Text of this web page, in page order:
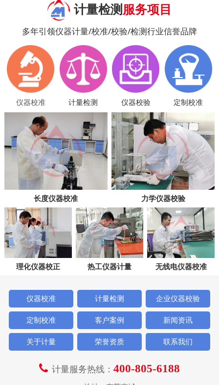
计量检测服务项目
多年引领仪器计量/校准/校验/检测行业信誉品牌
仪器校准 计量检测 仪器校验 定制校准
长度仪器校准 力学仪器校验
理化仪器校正 热工仪器计量 无线电仪器校准
仪器校准 计量检测 企业仪器校验
定制校准 客户案例 新闻资讯
关于计量 荣誉资质 联系我们
计量服务热线： 400-805-6188